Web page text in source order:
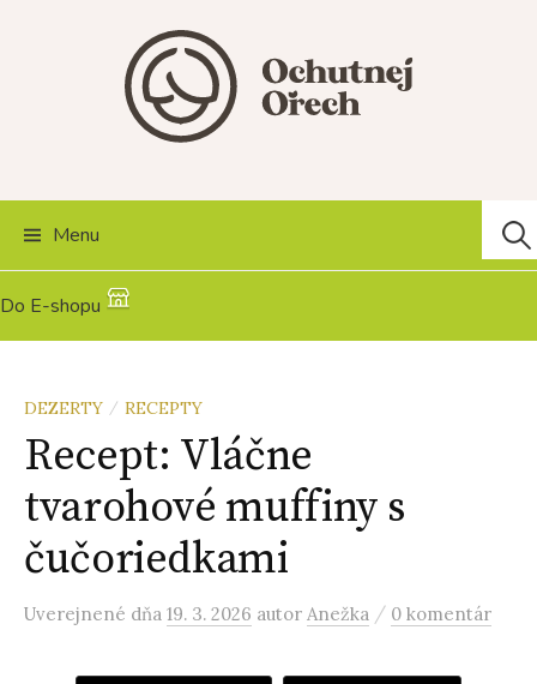
Menu
Do E-shopu
DEZERTY / RECEPTY
Recept: Vláčne
tvarohové muffiny s
čučoriedkami
Uverejnené dňa 19. 3. 2026 autor Anežka / 0 komentár